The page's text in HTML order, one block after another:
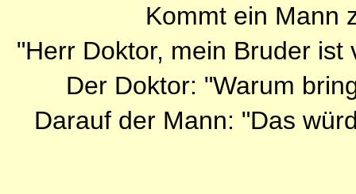
Kommt ein Mann
"Herr Doktor, mein Bruder
Der Doktor: "Warum
Darauf der Mann: "Das